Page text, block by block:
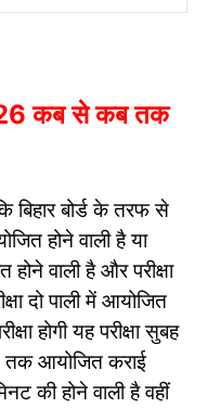
कब से कब तक
बिहार बोर्ड के तरफ से
होने वाली है या
वाली है और परीक्षा
दो पाली में आयोजित
होगी यह परीक्षा सुबह
आयोजित कराई
की होने वाली है वहीं